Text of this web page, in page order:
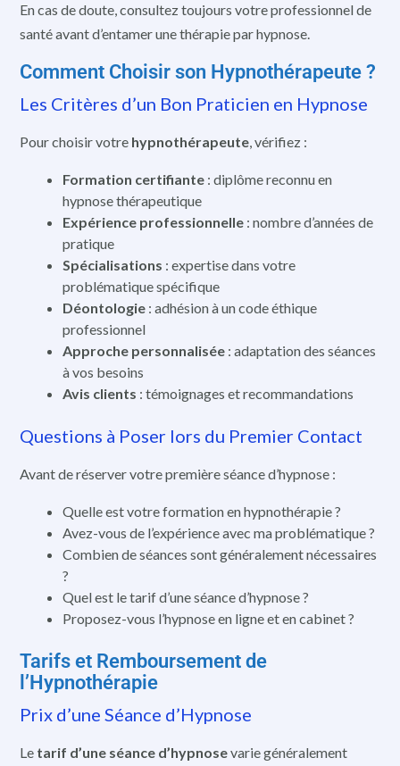
En cas de doute, consultez toujours votre professionnel de
santé avant d’entamer une thérapie par hypnose.
Comment Choisir son Hypnothérapeute ?
Les Critères d’un Bon Praticien en Hypnose
Pour choisir votre hypnothérapeute , vérifiez :
Formation certifiante : diplôme reconnu en
hypnose thérapeutique
Expérience professionnelle : nombre d’années de
pratique
Spécialisations : expertise dans votre
problématique spécifique
Déontologie : adhésion à un code éthique
professionnel
Approche personnalisée : adaptation des séances
à vos besoins
Avis clients : témoignages et recommandations
Questions à Poser lors du Premier Contact
Avant de réserver votre première séance d’hypnose :
Quelle est votre formation en hypnothérapie ?
Avez-vous de l’expérience avec ma problématique ?
Combien de séances sont généralement nécessaires
?
Quel est le tarif d’une séance d’hypnose ?
Proposez-vous l’hypnose en ligne et en cabinet ?
Tarifs et Remboursement de
l’Hypnothérapie
Prix d’une Séance d’Hypnose
Le tarif d’une séance d’hypnosevarie généralement